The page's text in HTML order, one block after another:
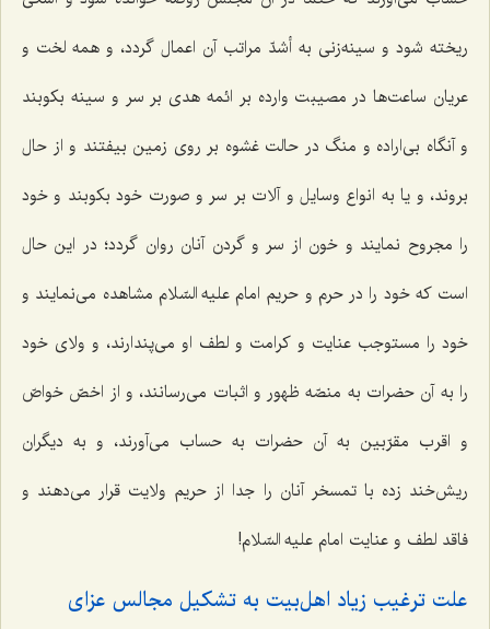
ریخته شود و سینه‌زنی به أشدّ مراتب آن اعمال گردد، و همه لخت و
عریان ساعت‌ها در مصیبت وارده بر ائمه هدی بر سر و سینه بکوبند
و آنگاه بی‌اراده و منگ در حالت غشوه بر روی زمین بیفتند و از حال
بروند، و یا به انواع وسایل و آلات بر سر و صورت خود بکوبند و خود
را مجروح نمایند و خون از سر و گردن آنان روان گردد؛ در این حال
است که خود را در حرم و حریم امام علیه السّلام مشاهده می‌نمایند و
خود را مستوجب عنایت و کرامت و لطف او می‌پندارند، و ولای خود
را به آن حضرات به منصّه ظهور و اثبات می‌رسانند، و از اخصّ خواصّ
و اقرب مقرّبین به آن حضرات به حساب می‌آورند، و به دیگران
ریش‌خند زده با تمسخر آنان را جدا از حریم ولایت قرار می‌دهند و
فاقد لطف و عنایت امام علیه السّلام!
علت ترغیب زیاد اهل‌بیت به تشکیل مجالس عزای